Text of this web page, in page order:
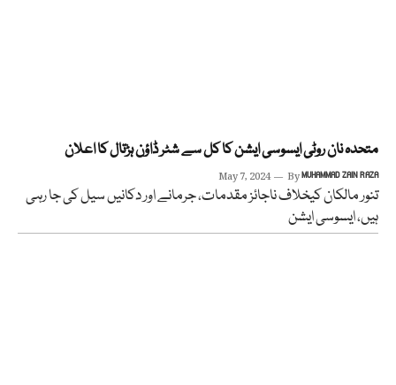
متحدہ نان روٹی ایسوسی ایشن کا کل سے شٹر ڈاؤن ہڑتال کا اعلان
May 7, 2024 ByMUHAMMAD ZAIN RAZA
تنور مالکان کیخلاف ناجائز مقدمات، جرمانے اور دکانیں سیل کی جا رہی
ہیں، ایسوسی ایشن